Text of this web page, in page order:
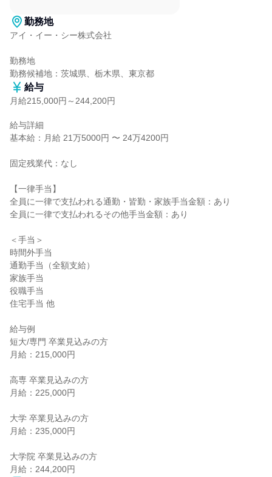
勤務地
アイ・イー・シー株式会社
勤務地
勤務候補地：茨城県、栃木県、東京都
給与
月給215,000円～244,200円
給与詳細
基本給：月給 21万5000円 〜 24万4200円
固定残業代：なし
【一律手当】
全員に一律で支払われる通勤・皆勤・家族手当金額：あり
全員に一律で支払われるその他手当金額：あり
＜手当＞
時間外手当
通勤手当（全額支給）
家族手当
役職手当
住宅手当 他
給与例
短大/専門 卒業見込みの方
月給：215,000円
高専 卒業見込みの方
月給：225,000円
大学 卒業見込みの方
月給：235,000円
大学院 卒業見込みの方
月給：244,200円